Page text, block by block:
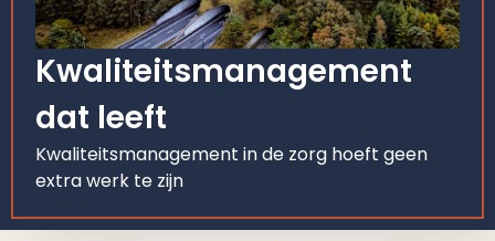
Kwaliteitsmanagement
dat leeft
Kwaliteitsmanagement in de zorg hoeft geen
extra werk te zijn